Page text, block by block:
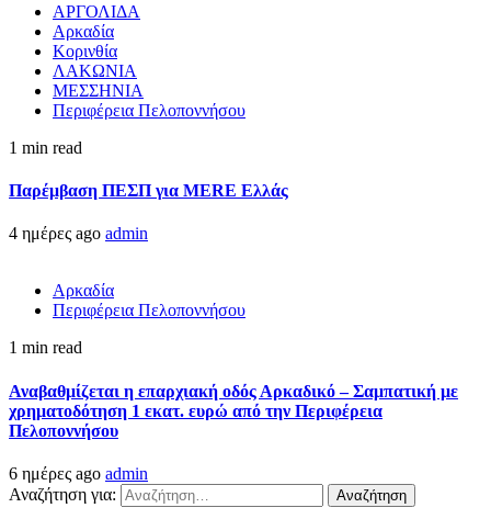
ΑΡΓΟΛΙΔΑ
Αρκαδία
Κορινθία
ΛΑΚΩΝΙΑ
ΜΕΣΣΗΝΙΑ
Περιφέρεια Πελοποννήσου
1 min read
Παρέμβαση ΠΕΣΠ για MERE Ελλάς
4 ημέρες ago admin
Αρκαδία
Περιφέρεια Πελοποννήσου
1 min read
Αναβαθμίζεται η επαρχιακή οδός Αρκαδικό – Σαμπατική με
χρηματοδότηση 1 εκατ. ευρώ από την Περιφέρεια
Πελοποννήσου
6 ημέρες ago admin
Αναζήτηση για: